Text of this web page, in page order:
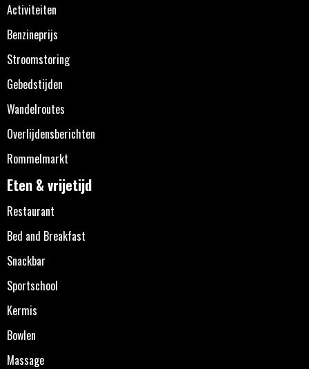
Activiteiten
Benzineprijs
Stroomstoring
Gebedstijden
Wandelroutes
Overlijdensberichten
Rommelmarkt
Eten & vrijetijd
Restaurant
Bed and Breakfast
Snackbar
Sportschool
Kermis
Bowlen
Massage